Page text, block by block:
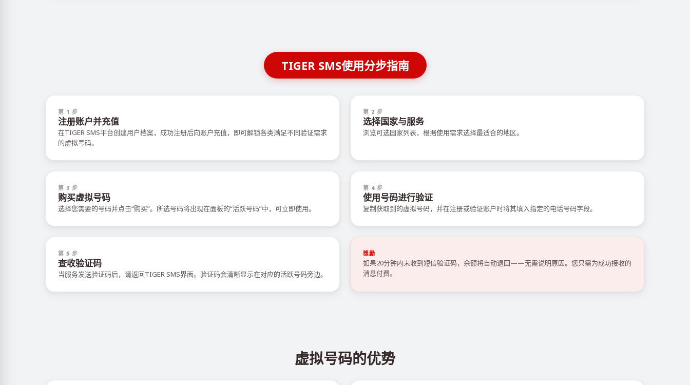
TIGER SMS使用分步指南
第 1 步
注册账户并充值
在TIGER SMS平台创建用户档案，成功注册后向账户充值，即可解锁各类满足不同验证需求
的虚拟号码。
第 2 步
选择国家与服务
浏览可选国家列表，根据使用需求选择最适合的地区。
第 3 步
购买虚拟号码
选择您需要的号码并点击“购买”。所选号码将出现在面板的“活跃号码”中，可立即使用。
第 4 步
使用号码进行验证
复制获取到的虚拟号码，并在注册或验证账户时将其填入指定的电话号码字段。
第 5 步
查收验证码
当服务发送验证码后，请返回TIGER SMS界面。验证码会清晰显示在对应的活跃号码旁边。
獎勵
如果20分钟内未收到短信验证码，余额将自动退回——无需说明原因。您只需为成功接收的
消息付费。
虚拟号码的优势